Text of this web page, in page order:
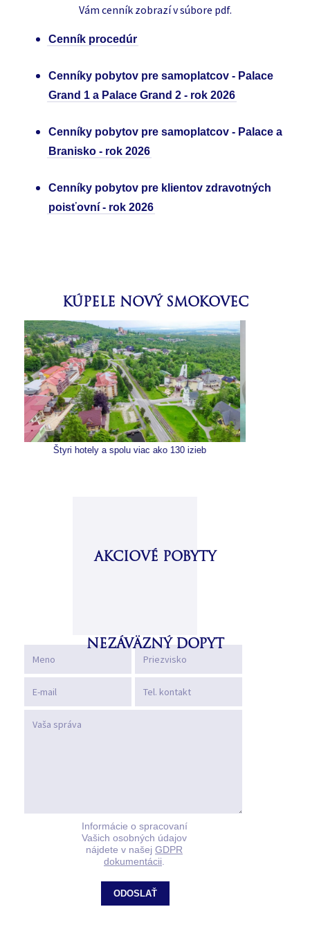
Vám cenník zobrazí v súbore pdf.
Cenník procedúr
Cenníky pobytov pre samoplatcov - Palace
Grand 1 a Palace Grand 2 - rok 2026
Cenníky pobytov pre samoplatcov - Palace a
Branisko - rok 2026
Cenníky pobytov pre klientov zdravotných
poisťovní - rok 2026
KÚPELE NOVÝ SMOKOVEC
a spolu viac ako 130 izieb Moderné vybavenie a liečebné
AKCIOVÉ POBYTY
NEZÁVÄZNÝ DOPYT
Informácie o spracovaní
Vašich osobných údajov
nájdete v našej GDPR
dokumentácii
ODOSLAŤ